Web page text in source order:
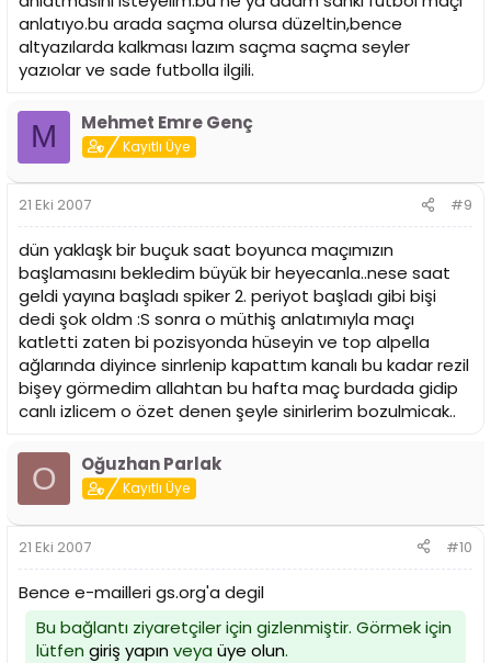
anlatıyo.bu arada saçma olursa düzeltin,bence
altyazılarda kalkması lazım saçma saçma seyler
yazıolar ve sade futbolla ilgili.
M Mehmet Emre Genç
Kayıtlı Üye
21 Eki 2007 #9
dün yaklaşk bir buçuk saat boyunca maçımızın
başlamasını bekledim büyük bir heyecanla..nese saat
geldi yayına başladı spiker 2. periyot başladı gibi bişi
dedi şok oldm :S sonra o müthiş anlatımıyla maçı
katletti zaten bi pozisyonda hüseyin ve top alpella
ağlarında diyince sinrlenip kapattım kanalı bu kadar rezil
bişey görmedim allahtan bu hafta maç burdada gidip
canlı izlicem o özet denen şeyle sinirlerim bozulmicak..
O Oğuzhan Parlak
Kayıtlı Üye
21 Eki 2007 #10
Bence e-mailleri gs.org'a degil
Bu bağlantı ziyaretçiler için gizlenmiştir. Görmek için
lütfen giriş yapınveya üye olun.